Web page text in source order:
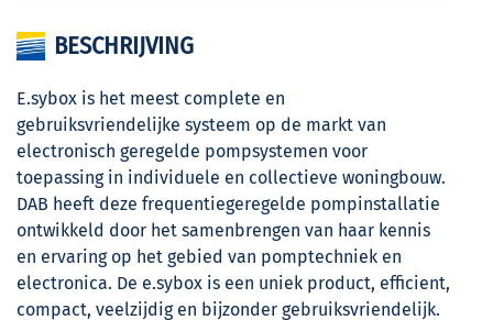
BESCHRIJVING
E.sybox is het meest complete en
gebruiksvriendelijke systeem op de markt van
electronisch geregelde pompsystemen voor
toepassing in individuele en collectieve woningbouw.
DAB heeft deze frequentiegeregelde pompinstallatie
ontwikkeld door het samenbrengen van haar kennis
en ervaring op het gebied van pomptechniek en
electronica. De e.sybox is een uniek product, efficient,
compact, veelzijdig en bijzonder gebruiksvriendelijk.